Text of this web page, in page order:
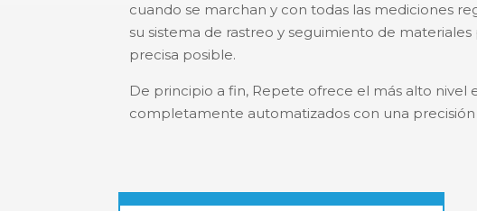
cuando se marchan y con todas las mediciones
su sistema de rastreo y seguimiento de
precisa posible.
De principio a fin, Repete ofrece el más alto nivel
completamente automatizados con una